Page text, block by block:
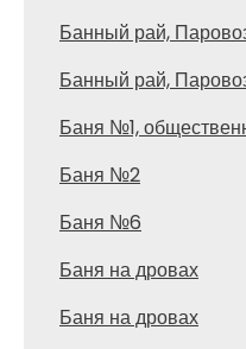
Банный рай,
Банный рай,
Баня №1,
Баня №2
Баня №6
Баня на дровах
Баня на дровах